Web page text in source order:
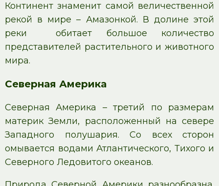
Континент знаменит самой величественной
рекой в мире – Амазонкой. В долине этой
реки обитает большое количество
представителей растительного и животного
мира.
Северная Америка
Северная Америка – третий по размерам
материк Земли, расположенный на севере
Западного полушария. Со всех сторон
омывается водами Атлантического, Тихого и
Северного Ледовитого океанов.